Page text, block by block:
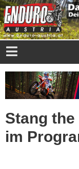
Stang
im